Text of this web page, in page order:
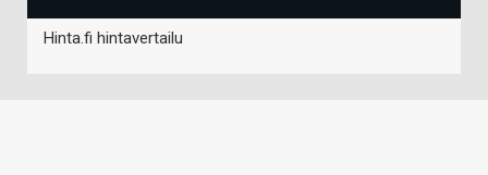
Hinta.fi hintavertailu